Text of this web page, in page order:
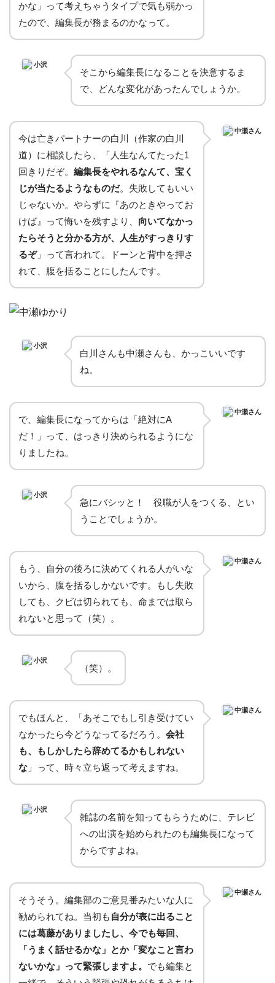
かな」って考えちゃうタイプで気も弱かっ
たので、編集長が務まるのかなって。
小沢
そこから編集長になることを決意するま
で、どんな変化があったんでしょうか。
今は亡きパートナーの白川（作家の白川
道）に相談したら、「人生なんてたった1
回きりだぞ。 編集長をやれるなんて、宝く
じが当たるようなものだ。失敗してもいい
じゃないか。やらずに『あのときやってお
けば』って悔いを残すより、 向いてなかっ
たらそうと分かる方が、人生がすっきりす
るぞ」って言われて。ドーンと背中を押さ
れて、腹を括ることにしたんです。
中瀬さん
小沢
白川さんも中瀬さんも、かっこいいです
ね。
で、編集長になってからは「絶対にA
だ！」って、はっきり決められるようにな
りましたね。
中瀬さん
小沢
急にバシッと！ 役職が人をつくる、とい
うことでしょうか。
もう、自分の後ろに決めてくれる人がいな
いから、腹を括るしかないです。もし失敗
しても、クビは切られても、命までは取ら
れないと思って（笑）。
中瀬さん
小沢
（笑）。
でもほんと、「あそこでもし引き受けてい
なかったら今どうなってるだろう。 会社
も、もしかしたら辞めてるかもしれない
な 」って、時々立ち返って考えますね。
中瀬さん
小沢
雑誌の名前を知ってもらうために、テレビ
への出演を始められたのも編集長になって
からですよね。
そうそう。編集部のご意見番みたいな人に
勧められてね。当初も 自分が表に出ること
には葛藤がありましたし、今でも毎回、
「うまく話せるかな」とか「変なこと言わ
ないかな」って緊張しますよ。 でも編集と
中瀬さん